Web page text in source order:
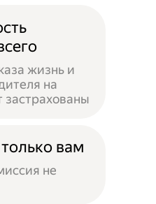
жизнь и
на
застрахованы
вам
не